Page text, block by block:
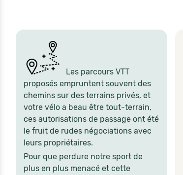
Les parcours VTT
proposés empruntent souvent des
chemins sur des terrains privés, et
votre vélo a beau être tout-terrain,
ces autorisations de passage ont été
le fruit de rudes négociations avec
leurs propriétaires.
Pour que perdure notre sport de
plus en plus menacé et cette